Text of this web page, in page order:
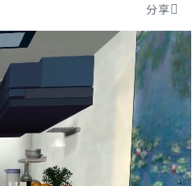
分享